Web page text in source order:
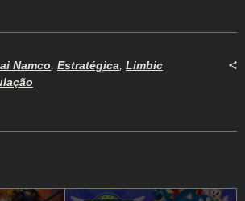
Namco Estratégica Limbic